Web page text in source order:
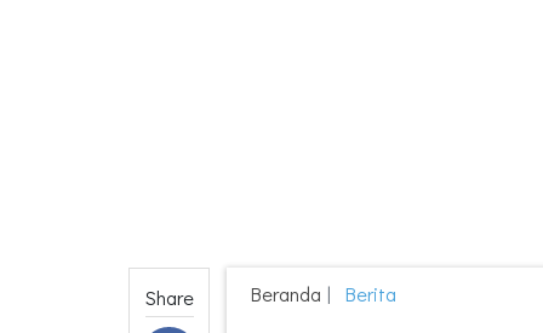
Share Beranda Berita